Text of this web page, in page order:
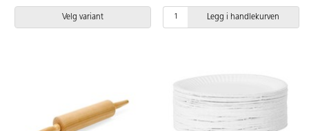
Rengjør overflaten med en våt
klut eller maskinvask på 40
Velg variant Legg i handlekurven